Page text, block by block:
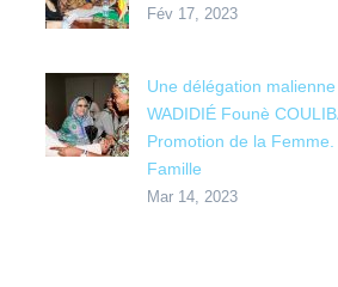
Fév 17, 2023
Une délégation
WADIDIÉ Founè
Promotion de la Femme.
Famille
Mar 14, 2023